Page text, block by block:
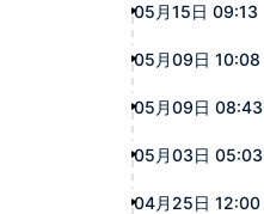
05月15日 09:13
05月09日 10:08
05月09日 08:43
05月03日 05:03
04月25日 12:00